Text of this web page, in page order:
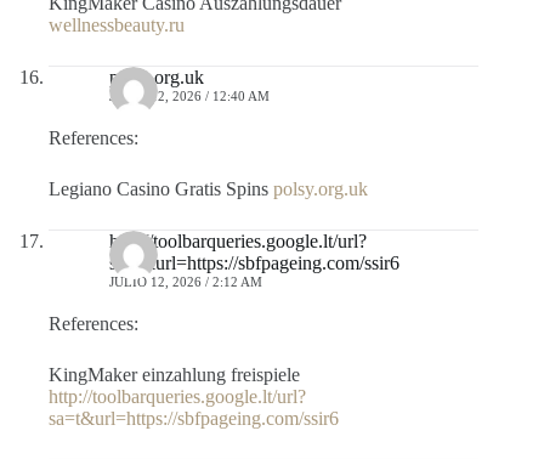
wellnessbeauty.ru
polsy.org.uk
JULIO 12, 2026 / 12:40 AM
References:
Legiano Casino Gratis Spins polsy.org.uk
http://toolbarqueries.google.lt/url?
sa=t&url=https://sbfpageing.com/ssir6
JULIO 12, 2026 / 2:12 AM
References:
KingMaker einzahlung freispiele
http://toolbarqueries.google.lt/url?
sa=t&url=https://sbfpageing.com/ssir6